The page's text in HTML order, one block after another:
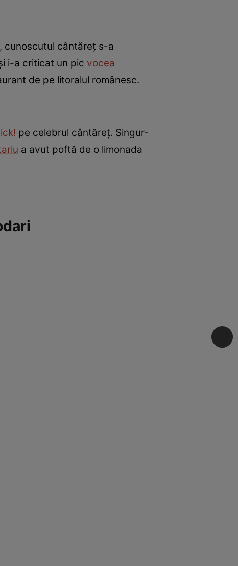
cunoscutul cântăreț s-a
i-a criticat un pic vocea
de pe litoralul românesc.
pe celebrul cântăreț. Singur-
a avut poftă de o limonada